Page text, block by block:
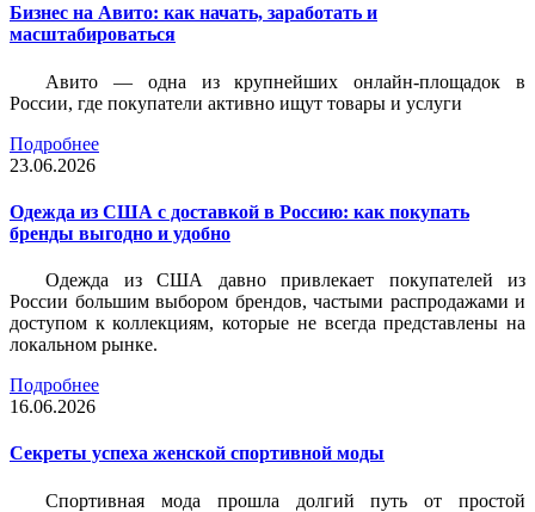
Бизнес на Авито: как начать, заработать и
масштабироваться
Авито — одна из крупнейших онлайн-площадок в
России, где покупатели активно ищут товары и услуги
Подробнее
23.06.2026
Одежда из США с доставкой в Россию: как покупать
бренды выгодно и удобно
Одежда из США давно привлекает покупателей из
России большим выбором брендов, частыми распродажами и
доступом к коллекциям, которые не всегда представлены на
локальном рынке.
Подробнее
16.06.2026
Секреты успеха женской спортивной моды
Спортивная мода прошла долгий путь от простой